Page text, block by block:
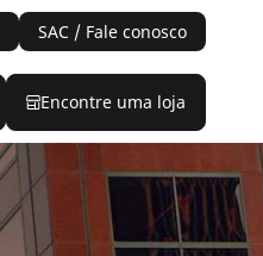
SAC / Fale conosco
Encontre uma loja